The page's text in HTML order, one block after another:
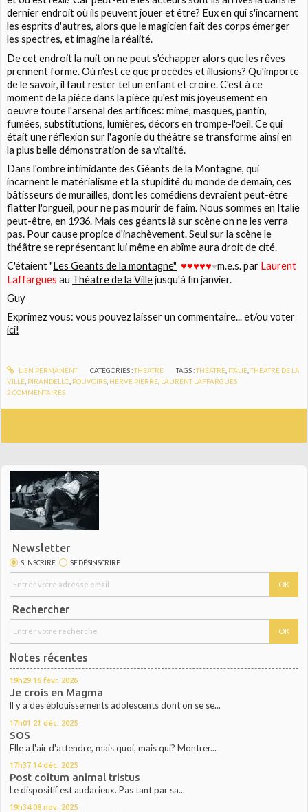
dernier endroit où ils peuvent jouer et être? Eux en qui s'incarnent
les esprits d'autres, alors que le magicien fait des corps émerger
les spectres, et imagine la réalité.
De cet endroit la nuit on ne peut s'échapper alors que les rêves
prennent forme. Où n'est ce que procédés et illusions? Qu'importe
de le savoir, il faut rester tel un enfant et croire. C'est à ce
moment de la pièce dans la pièce qu'est mis joyeusement en
oeuvre toute l'arsenal des artifices: mime, masques, pantin,
fumées, substitutions, lumières, décors en trompe-l'oeil. Ce qui
était une réflexion sur l'agonie du théâtre se transforme ainsi en
la plus belle démonstration de sa vitalité.
Dans l'ombre intimidante desGéants de la Montagne, qui
incarnent le matérialisme et la stupidité du monde de demain, ces
bâtisseurs de murailles, dont les comédiens devraient peut-être
flatter l'orgueil, pour ne pas mourir de faim. Nous sommes en Italie
peut-être, en 1936. Mais ces géants là sur scène on ne les verra
pas. Pour cause propice d'inachèvement. Seul sur la scène le
théâtre se représentant lui même en abîme aura droit de cité.
C'étaient "Les Geants de la montagne" ♥♥♥♥♥♥m.e.s. par Laurent
Laffargues au Théatre de la Villejusqu'à fin janvier.
Guy
Exprimez vous: vous pouvez laisser un commentaire... et/ou voter
ici!
LIEN PERMANENT CATÉGORIES :THEATRE TAGS :THÉATRE ITALIE ,THEATRE DE LA
VILLE PIRANDELLO POUVOIRS HERVÉ PIERRE LAURENT LAFFARGUES
2 COMMENTAIRES
Newsletter
S'INSCRIRE SE DÉSINSCRIRE
Rechercher
Notes récentes
19h29 16 févr. 2026
Je crois en Magma
ll y a des éblouissements adolescents dont on se se...
17h01 21 déc. 2025
SOS
Elle a l'air d'attendre, mais quoi, mais qui? Montrer...
17h37 14 déc. 2025
Post coitum animal tristus
Le dispositif est audacieux. Pas tant par sa...
19h34 08 nov. 2025